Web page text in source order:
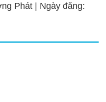
Phát | Ngày đăng: